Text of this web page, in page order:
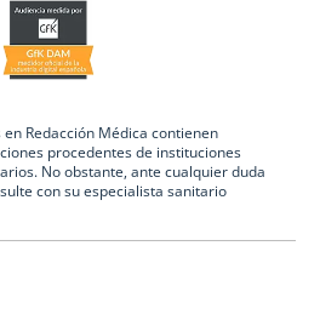
Redacción Médica contienen
procedentes de instituciones
No obstante, ante cualquier duda
con su especialista sanitario